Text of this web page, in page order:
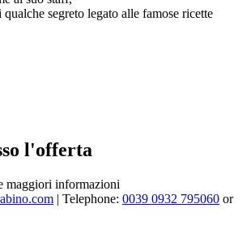
segreto legato alle famose ricette
l'offerta
maggiori informazioni
| Telephone: 0039 0932 795060 or